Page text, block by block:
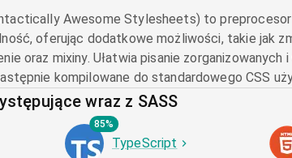
Awesome Stylesheets) to
oferując dodatkowe możliwości, takie jak
oraz mixiny. Ułatwia pisanie zorganizowanych
kompilowane do standardowego CSS
wraz z SASS
85%
TypeScript